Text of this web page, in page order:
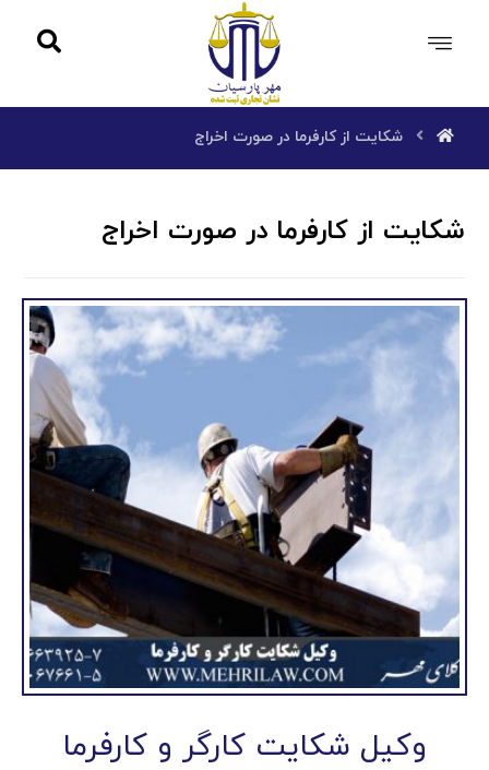
شکایت از کارفرما در صورت اخراج
شکایت از کارفرما در صورت اخراج
وکیل شکایت کارگر و کارفرما